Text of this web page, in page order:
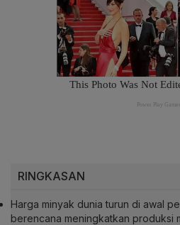
RINGKASAN
Harga minyak dunia turun di awal
berencana meningkatkan produksi